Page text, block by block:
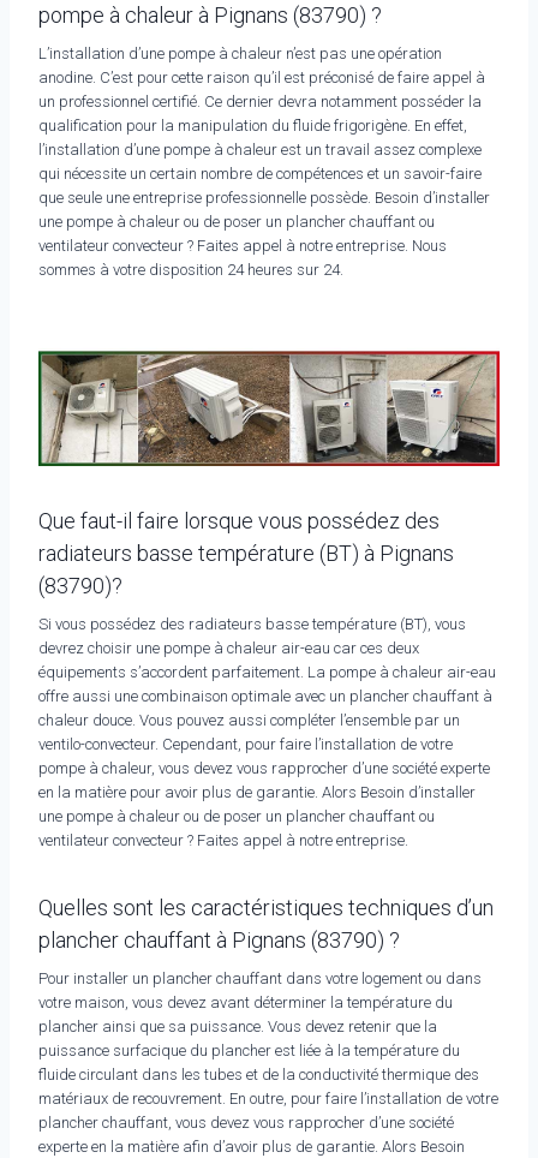
pompe à chaleur à Pignans (83790) ?
L’installation d’une pompe à chaleur n’est pas une opération
anodine. C’est pour cette raison qu’il est préconisé de faire appel à
un professionnel certifié. Ce dernier devra notamment posséder la
qualification pour la manipulation du fluide frigorigène. En effet,
l’installation d’une pompe à chaleur est un travail assez complexe
qui nécessite un certain nombre de compétences et un savoir-faire
que seule une entreprise professionnelle possède. Besoin d’installer
une pompe à chaleur ou de poser un plancher chauffant ou
ventilateur convecteur ? Faites appel à notre entreprise. Nous
sommes à votre disposition 24 heures sur 24.
Que faut-il faire lorsque vous possédez des
radiateurs basse température (BT) à Pignans
(83790)?
Si vous possédez des radiateurs basse température (BT), vous
devrez choisir une pompe à chaleur air-eau car ces deux
équipements s’accordent parfaitement. La pompe à chaleur air-eau
offre aussi une combinaison optimale avec un plancher chauffant à
chaleur douce. Vous pouvez aussi compléter l’ensemble par un
ventilo-convecteur. Cependant, pour faire l’installation de votre
pompe à chaleur, vous devez vous rapprocher d’une société experte
en la matière pour avoir plus de garantie. Alors Besoin d’installer
une pompe à chaleur ou de poser un plancher chauffant ou
ventilateur convecteur ? Faites appel à notre entreprise.
Quelles sont les caractéristiques techniques d’un
plancher chauffant à Pignans (83790) ?
Pour installer un plancher chauffant dans votre logement ou dans
votre maison, vous devez avant déterminer la température du
plancher ainsi que sa puissance. Vous devez retenir que la
puissance surfacique du plancher est liée à la température du
fluide circulant dans les tubes et de la conductivité thermique des
matériaux de recouvrement. En outre, pour faire l’installation de votre
plancher chauffant, vous devez vous rapprocher d’une société
experte en la matière afin d’avoir plus de garantie. Alors Besoin